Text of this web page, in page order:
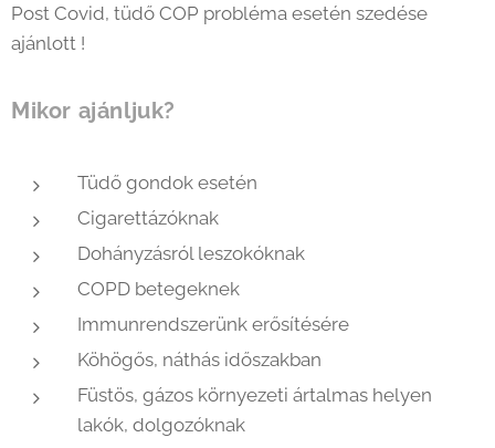
Post Covid, tüdő COP probléma esetén szedése
ajánlott !
Mikor ajánljuk?
Tüdő gondok esetén
Cigarettázóknak
Dohányzásról leszokóknak
COPD betegeknek
Immunrendszerünk erősítésére
Köhögős, náthás időszakban
Füstös, gázos környezeti ártalmas helyen
lakók, dolgozóknak